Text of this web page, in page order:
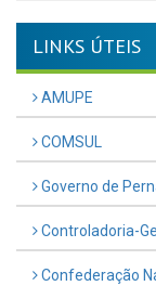
LINKS ÚTEIS
AMUPE
COMSUL
Governo de
Controladoria-
Confederação